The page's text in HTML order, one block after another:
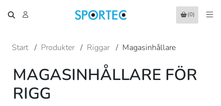
(0)
Start / Produkter / Riggar / Magasinhållare
MAGASINHÅLLARE FÖR
RIGG